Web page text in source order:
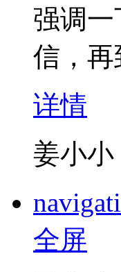
强调
信，
详情
姜小小
全屏